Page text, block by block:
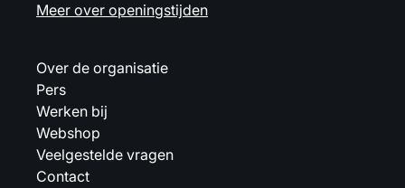
Meer over openingstijden
Over de organisatie
Pers
Werken bij
Webshop
Veelgestelde vragen
Contact